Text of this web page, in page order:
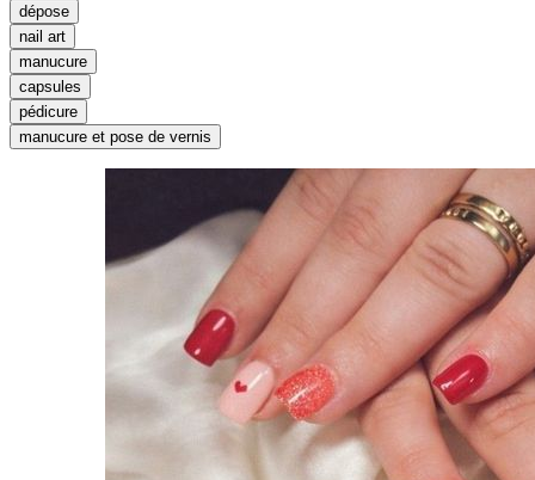
dépose
nail art
manucure
capsules
pédicure
manucure et pose de vernis